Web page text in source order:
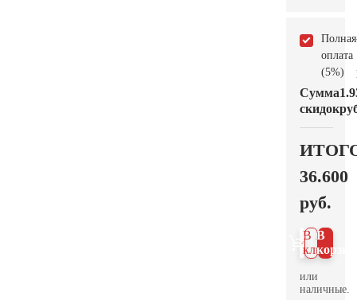
Полная
оплата
(5%)
Сумма
скидок
36.600
руб.
В
В 1
клик
или
наличные.